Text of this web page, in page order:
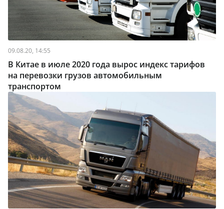
09.08.20, 14:55
В Китае в июле 2020 года вырос индекс тарифов
на перевозки грузов автомобильным
транспортом